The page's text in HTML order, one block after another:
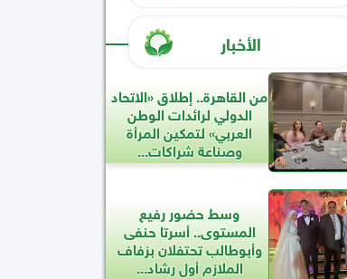
الأخبار
من القاهرة.. إطلاق «الاتحاد
الدولي لرائدات الوطن
العربي» لتمكين المرأة
وصناعة شراكات...
وسط حضور رفيع
المستوى.. أسرتا حنفى
وأبوطالب تحتفلان بزفاف
الملازم أول رشاد...